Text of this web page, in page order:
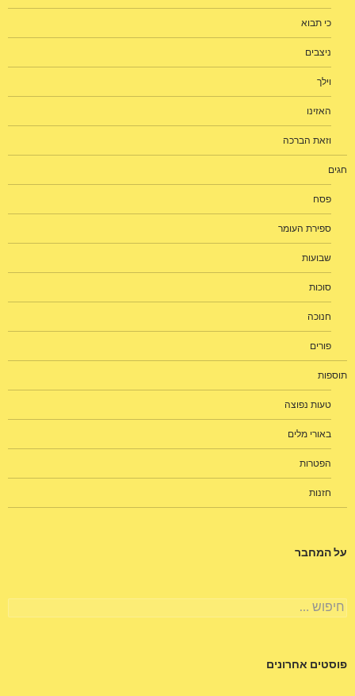
כי תבוא
ניצבים
וילך
האזינו
וזאת הברכה
חגים
פסח
ספירת העומר
שבועות
סוכות
חנוכה
פורים
תוספות
טעות נפוצה
באורי מלים
הפטרות
חזנות
על המחבר
חיפוש:
פוסטים אחרונים